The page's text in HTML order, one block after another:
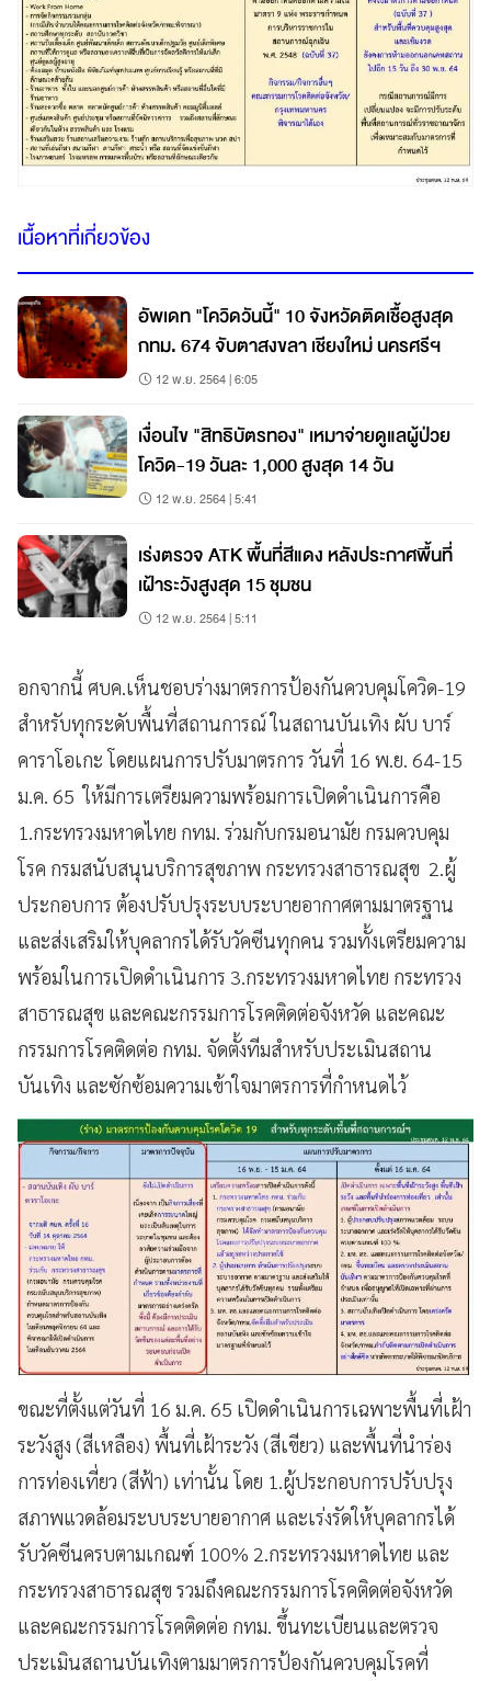
เนื้อหาที่เกี่ยวข้อง
อัพเดท "โควิดวันนี้" 10 จังหวัดติดเชื้อสูงสุด
กทม. 674 จับตาสงขลา เชียงใหม่ นครศรีฯ
12 พ.ย. 2564 | 6:05
เงื่อนไข "สิทธิบัตรทอง" เหมาจ่ายดูแลผู้ป่วย
โควิด-19 วันละ 1,000 สูงสุด 14 วัน
12 พ.ย. 2564 | 5:41
เร่งตรวจ ATK พื้นที่สีแดง หลังประกาศพื้นที่
เฝ้าระวังสูงสุด 15 ชุมชน
12 พ.ย. 2564 | 5:11
อกจากนี้ ศบค.เห็นชอบร่างมาตรการป้องกันควบคุมโควิด-19
สำหรับทุกระดับพื้นที่สถานการณ์ ในสถานบันเทิง ผับ บาร์
คาราโอเกะ โดยแผนการปรับมาตรการ วันที่ 16 พ.ย. 64-15
ม.ค. 65 ให้มีการเตรียมความพร้อมการเปิดดำเนินการคือ
1.กระทรวงมหาดไทย กทม. ร่วมกับกรมอนามัย กรมควบคุม
โรค กรมสนับสนุนบริการสุขภาพ กระทรวงสาธารณสุข 2.ผู้
ประกอบการ ต้องปรับปรุงระบบระบายอากาศตามมาตรฐาน
และส่งเสริมให้บุคลากรได้รับวัคซีนทุกคน รวมทั้งเตรียมความ
พร้อมในการเปิดดำเนินการ 3.กระทรวงมหาดไทย กระทรวง
สาธารณสุข และคณะกรรมการโรคติดต่อจังหวัด และคณะ
กรรมการโรคติดต่อ กทม. จัดตั้งทีมสำหรับประเมินสถาน
บันเทิง และซักซ้อมความเข้าใจมาตรการที่กำหนดไว้
ขณะที่ตั้งแต่วันที่ 16 ม.ค. 65 เปิดดำเนินการเฉพาะพื้นที่เฝ้า
ระวังสูง (สีเหลือง) พื้นที่เฝ้าระวัง (สีเขียว) และพื้นที่นำร่อง
การท่องเที่ยว (สีฟ้า) เท่านั้น โดย 1.ผู้ประกอบการปรับปรุง
สภาพแวดล้อมระบบระบายอากาศ และเร่งรัดให้บุคลากรได้
รับวัคซีนครบตามเกณฑ์ 100% 2.กระทรวงมหาดไทย และ
กระทรวงสาธารณสุข รวมถึงคณะกรรมการโรคติดต่อจังหวัด
และคณะกรรมการโรคติดต่อ กทม. ขึ้นทะเบียนและตรวจ
ประเมินสถานบันเทิงตามมาตรการป้องกันควบคุมโรคที่